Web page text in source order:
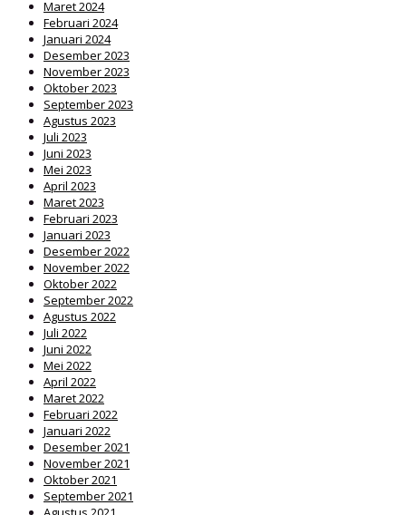
Maret 2024
Februari 2024
Januari 2024
Desember 2023
November 2023
Oktober 2023
September 2023
Agustus 2023
Juli 2023
Juni 2023
Mei 2023
April 2023
Maret 2023
Februari 2023
Januari 2023
Desember 2022
November 2022
Oktober 2022
September 2022
Agustus 2022
Juli 2022
Juni 2022
Mei 2022
April 2022
Maret 2022
Februari 2022
Januari 2022
Desember 2021
November 2021
Oktober 2021
September 2021